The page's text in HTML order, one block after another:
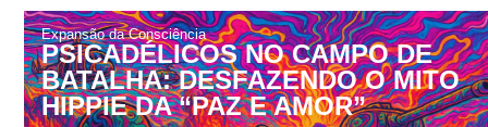
Expansão da Consciência
PSICADÉLICOS NO CAMPO DE
BATALHA: DESFAZENDO O MITO
HIPPIE DA “PAZ E AMOR”